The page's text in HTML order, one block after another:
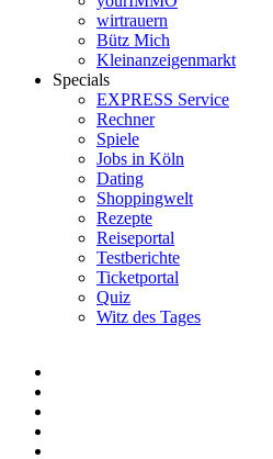
wirtrauern
Bütz Mich
Kleinanzeigenmarkt
Specials
EXPRESS Service
Rechner
Spiele
Jobs in Köln
Dating
Shoppingwelt
Rezepte
Reiseportal
Testberichte
Ticketportal
Quiz
Witz des Tages